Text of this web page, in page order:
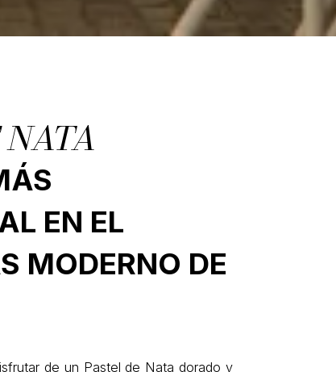
NATA
EN EL
MODERNO DE
de un Pastel de Nata dorado y